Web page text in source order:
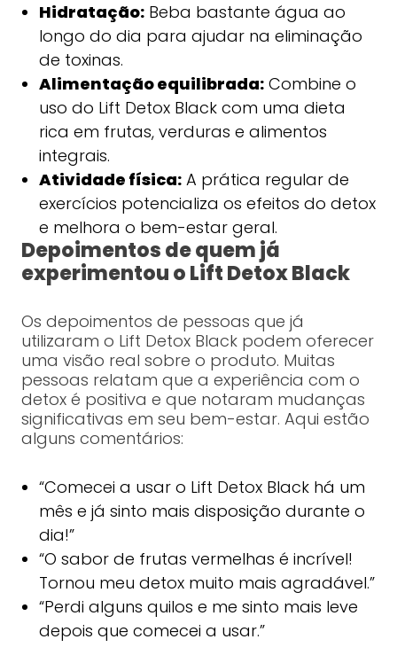
Hidratação:Beba bastante água ao
longo do dia para ajudar na eliminação
de toxinas.
Alimentação equilibrada:Combine o
uso do Lift Detox Black com uma dieta
rica em frutas, verduras e alimentos
integrais.
Atividade física:A prática regular de
exercícios potencializa os efeitos do detox
e melhora o bem-estar geral.
Depoimentos de quem já
experimentou o Lift Detox Black
Os depoimentos de pessoas que já
utilizaram o Lift Detox Black podem oferecer
uma visão real sobre o produto. Muitas
pessoas relatam que a experiência com o
detox é positiva e que notaram mudanças
significativas em seu bem-estar. Aqui estão
alguns comentários:
“Comecei a usar o Lift Detox Black há um
mês e já sinto mais disposição durante o
dia!”
“O sabor de frutas vermelhas é incrível!
Tornou meu detox muito mais agradável.”
“Perdi alguns quilos e me sinto mais leve
depois que comecei a usar.”